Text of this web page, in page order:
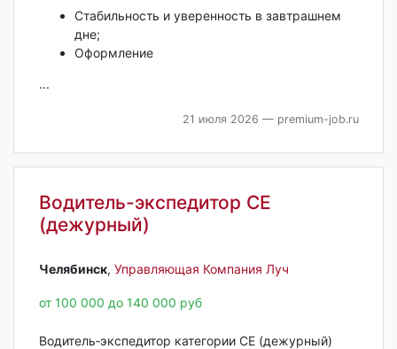
Cтaбильнoсть и уверенность в завтрашнем
дне;
Оформление
...
21 июля 2026 — premium-job.ru
Водитель-экспедитор СЕ
(дежурный)
Челябинск‎, Управляющая Компания Луч
от 100 000 до 140 000 руб
Водитель‑экспедитор категории СЕ (дежурный)